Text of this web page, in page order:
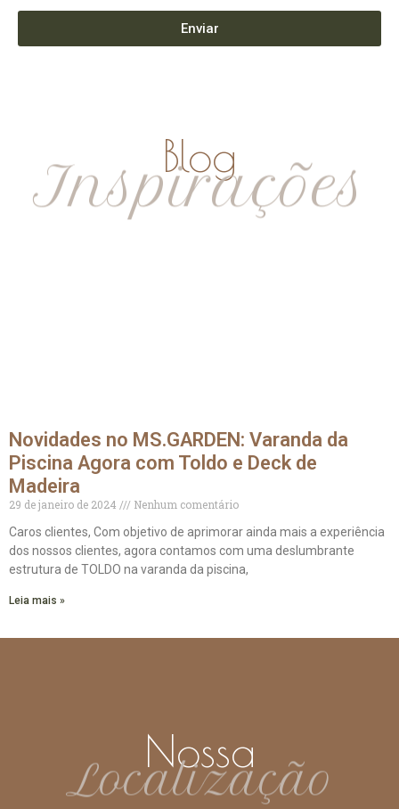
Enviar
Blog
Inspirações
Novidades no MS.GARDEN: Varanda da
Piscina Agora com Toldo e Deck de
Madeira
29 de janeiro de 2024
Nenhum comentário
Caros clientes, Com objetivo de aprimorar ainda mais a experiência
dos nossos clientes, agora contamos com uma deslumbrante
estrutura de TOLDO na varanda da piscina,
Leia mais »
Nossa
Localização